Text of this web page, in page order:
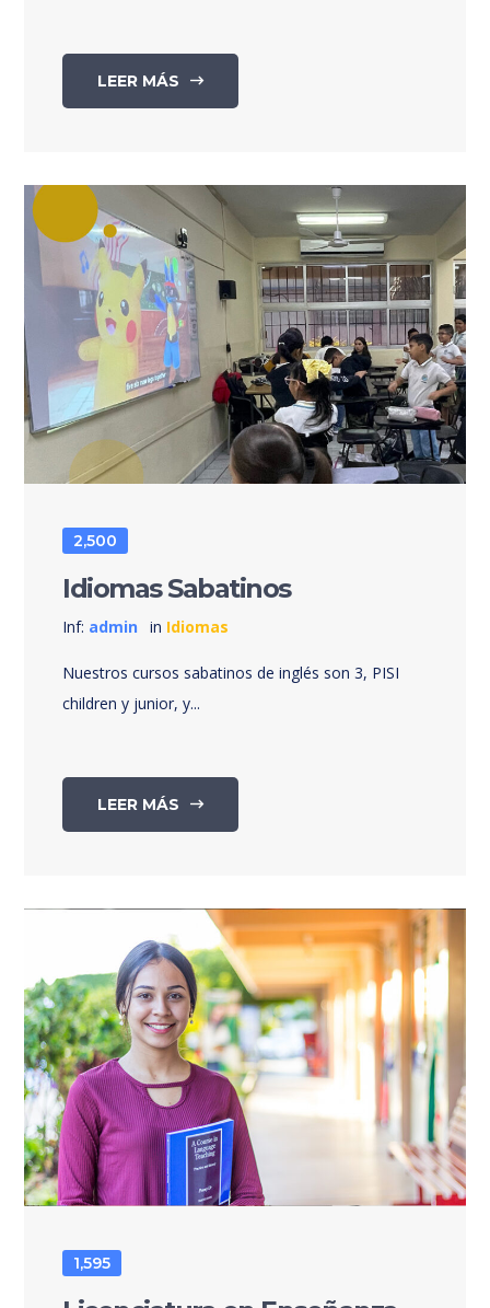
LEER MÁS
2,500
Idiomas Sabatinos
Inf: admin in Idiomas
Nuestros cursos sabatinos de inglés son 3, PISI
children y junior, y...
LEER MÁS
1,595